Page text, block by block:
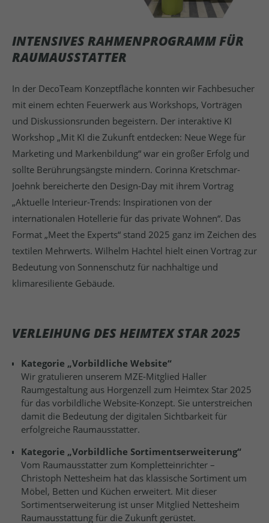
INTENSIVES RAHMENPROGRAMM FÜR
RAUMAUSSTATTER
In der DecoTeam Konzeptfläche konnten wir Fachbesucher
mit einem echten Feuerwerk aus Workshops, Vorträgen
und Diskussionsrunden begeistern. Der interaktive KI
Workshop „Mit KI die Zukunft entdecken: Neue Wege für
Marketing und Markenbildung“ war ein großer Erfolg und
sollte Berührungsängste mindern. Corinna Kretschmar-
Joehnk bereicherte den Design-Day mit ihrem Vortrag
„Aktuelle Interieur-Trends: Inspirationen von der
internationalen Hotellerie für das private Wohnen“. Das
Format „Meet the Experts“ stand 2025 ganz im Zeichen des
textilen Mehrwerts. Wilhelm Hachtel hielt einen Vortrag zur
Bedeutung von Sonnenschutz für nachhaltige und
klimaresiliente Gebäude.
VERLEIHUNG DES HEIMTEX STAR 2025
Kategorie „Vorbildliche Website“
Wir gratulieren unserem MZE-Mitglied Haller
Raumgestaltung aus Horgenzell zum Heimtex Star 2025
für das vorbildliche Website-Konzept. Sie unterstreichen
damit die Bedeutung der digitalen Sichtbarkeit für
erfolgreiche Raumausstatter.
Kategorie „Vorbildliche Sortimentserweiterung“
Vom Raumausstatter zum Kompletteinrichter –
Christoph Nettesheim hat das klassische Sortiment um
Möbel, Betten und Küchen erweitert. Mit dieser
Sortimentserweiterung ist unser Mitglied Nettesheim
Raumausstattung für die Zukunft gerüstet.